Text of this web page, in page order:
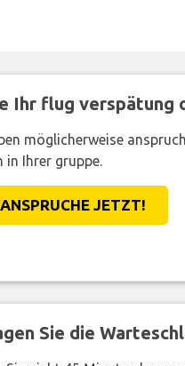
Ihr flug verspätung
möglicherweise
in Ihrer gruppe.
JETZT!
Sie die